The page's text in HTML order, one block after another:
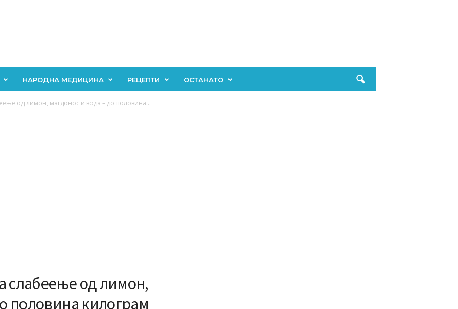
НАРОДНА МЕДИЦИНА РЕЦЕПТИ ОСТАНАТО
од лимон, магдонос и вода – до половина...
слабеење од лимон,
половина килограм